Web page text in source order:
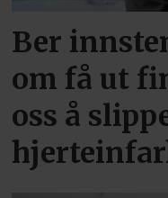
Ber
om få ut
oss å